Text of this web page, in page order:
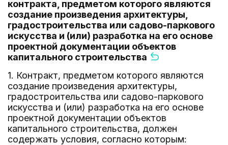
контракта, предметом которого являются
создание произведения архитектуры,
градостроительства или садово-паркового
искусства и (или) разработка на его основе
проектной документации объектов
капитального строительства
1. Контракт, предметом которого являются
создание произведения архитектуры,
градостроительства или садово-паркового
искусства и (или) разработка на его основе
проектной документации объектов
капитального строительства, должен
содержать условия, согласно которым: